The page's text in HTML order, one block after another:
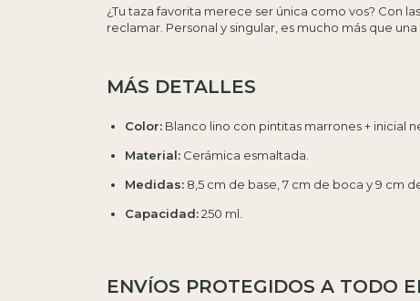
¿Tu taza favorita merece ser única como vos? Con las
reclamar. Personal y singular, es mucho más que
MÁS DETALLES
Color: Blanco lino con pintitas marrones + inicial
Material: Cerámica esmaltada.
Medidas: 8,5 cm de base, 7 cm de boca y 9 cm
Capacidad:250 ml.
ENVÍOS PROTEGIDOS A TODO